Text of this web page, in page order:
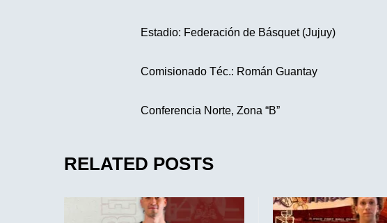
Estadio: Federación de Básquet (Jujuy)
Comisionado Téc.: Román Guantay
Conferencia Norte, Zona “B”
RELATED POSTS